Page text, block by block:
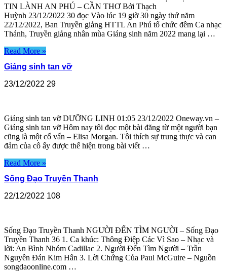
TIN LÀNH AN PHÚ – CẦN THƠ Bởi Thạch
Huỳnh 23/12/2022 30 đọc Vào lúc 19 giờ 30 ngày thứ năm
22/12/2022, Ban Truyền giảng HTTL An Phú tổ chức đêm Ca nhạc
Thánh, Truyền giảng nhân mùa Giáng sinh năm 2022 mang lại …
Read More »
Giáng sinh tan vỡ
23/12/2022 29
Giáng sinh tan vỡ DƯỠNG LINH 01:05 23/12/2022 Oneway.vn –
Giáng sinh tan vỡ Hôm nay tôi đọc một bài đăng từ một người bạn
cũng là một cố vấn – Elisa Morgan. Tôi thích sự trung thực và can
đảm của cô ấy được thể hiện trong bài viết …
Read More »
Sống Đạo Truyền Thanh
22/12/2022 108
Sống Đạo Truyền Thanh NGƯỜI ĐẾN TÌM NGƯỜI – Sống Đạo
Truyền Thanh 36 1. Ca khúc: Thông Điệp Các Vì Sao – Nhạc và
lời: An Bình Nhóm Cadillac 2. Người Đến Tìm Người – Trần
Nguyên Đán Kim Hân 3. Lời Chứng Của Paul McGuire – Nguồn
songdaoonline.com …